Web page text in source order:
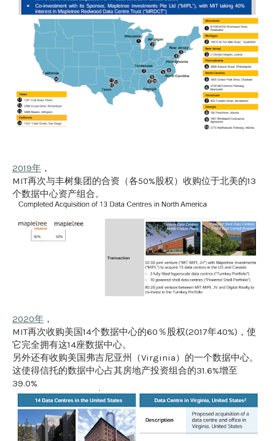
2019年 ，
MIT再次与丰树集团的合资（各50%股权）收购位于北美的13
个数据中心资产组合。
2020年 ，
MIT再次收购美国14个数据中心的60％股权(2017年40%)，使
它完全拥有这14座数据中心。
另外还有收购美国弗吉尼亚州（Virginia）的一个数据中心。
这使得信托的数据中心占其房地产投资组合的31.6%增至
39.0%